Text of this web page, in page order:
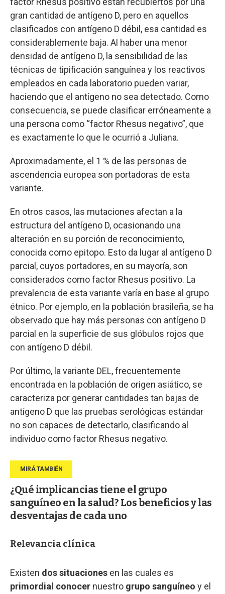
gran cantidad de antígeno D, pero en aquellos
clasificados con antígeno D débil, esa cantidad es
considerablemente baja. Al haber una menor
densidad de antígeno D, la sensibilidad de las
técnicas de tipificación sanguínea y los reactivos
empleados en cada laboratorio pueden variar,
haciendo que el antígeno no sea detectado. Como
consecuencia, se puede clasificar erróneamente a
una persona como “factor Rhesus negativo”, que
es exactamente lo que le ocurrió a Juliana.
Aproximadamente, el 1 % de las personas de
ascendencia europea son portadoras de esta
variante.
En otros casos, las mutaciones afectan a la
estructura del antígeno D, ocasionando una
alteración en su porción de reconocimiento,
conocida como epitopo. Esto da lugar al antígeno D
parcial, cuyos portadores, en su mayoría, son
considerados como factor Rhesus positivo. La
prevalencia de esta variante varía en base al grupo
étnico. Por ejemplo, en la población brasileña, se ha
observado que hay más personas con antígeno D
parcial en la superficie de sus glóbulos rojos que
con antígeno D débil.
Por último, la variante DEL, frecuentemente
encontrada en la población de origen asiático, se
caracteriza por generar cantidades tan bajas de
antígeno D que las pruebas serológicas estándar
no son capaces de detectarlo, clasificando al
individuo como factor Rhesus negativo.
¿Qué implicancias tiene el grupo
sanguíneo en la salud? Los beneficios y las
desventajas de cada uno
Relevancia clínica
Existen dos situaciones en las cuales es
primordial conocer nuestro grupo sanguíneo y el